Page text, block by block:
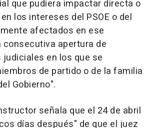
que pudiera impactar directa o
los intereses del PSOE o del
afectados en ese
consecutiva apertura de
en los que se
de partido o de la familia
Gobierno".
señala que el 24 de abril
días después" de que el juez